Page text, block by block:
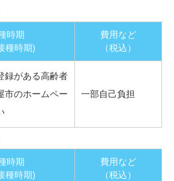
時期
種時期)
費用など
（税込）
録がある高齢者
市のホームペー
一部自己負担
時期
種時期)
費用など
（税込）